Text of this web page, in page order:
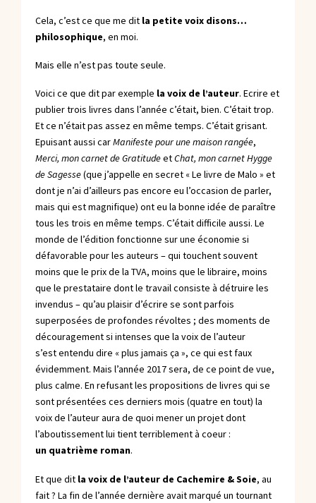
Cela, c’est ce que me dit la petite voix disons…
philosophique, en moi.
Mais elle n’est pas toute seule.
Voici ce que dit par exemple la voix de l’auteur. Ecrire et
publier trois livres dans l’année c’était, bien. C’était trop.
Et ce n’était pas assez en même temps. C’était grisant.
Epuisant aussi carManifeste pour une maison rangée,
Merci, mon carnet de GratitudeetChat, mon carnet Hygge
de Sagesse(que j’appelle en secret « Le livre de Malo » et
dont je n’ai d’ailleurs pas encore eu l’occasion de parler,
mais qui est magnifique) ont eu la bonne idée de paraître
tous les trois en même temps. C’était difficile aussi. Le
monde de l’édition fonctionne sur une économie si
défavorable pour les auteurs – qui touchent souvent
moins que le prix de la TVA, moins que le libraire, moins
que le prestataire dont le travail consiste à détruire les
invendus – qu’au plaisir d’écrire se sont parfois
superposées de profondes révoltes ; des moments de
découragement si intenses que la voix de l’auteur
s’est entendu dire « plus jamais ça », ce qui est faux
évidemment. Mais l’année 2017 sera, de ce point de vue,
plus calme. En refusant les propositions de livres qui se
sont présentées ces derniers mois (quatre en tout) la
voix de l’auteur aura de quoi mener un projet dont
l’aboutissement lui tient terriblement à coeur :
un quatrième roman.
Et que dit la voix de l’auteur de Cachemire & Soie, au
fait ? La fin de l’année dernière avait marqué un tournant